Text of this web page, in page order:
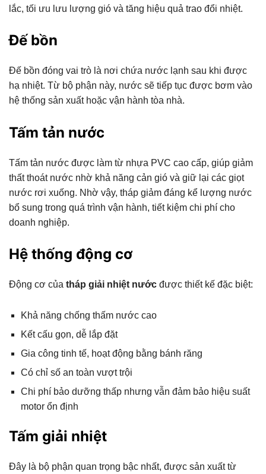
lắc, tối ưu lưu lượng gió và tăng hiệu quả trao đổi nhiệt.
Đế bồn
Đế bồn đóng vai trò là nơi chứa nước lạnh sau khi được
hạ nhiệt. Từ bộ phận này, nước sẽ tiếp tục được bơm vào
hệ thống sản xuất hoặc vận hành tòa nhà.
Tấm tản nước
Tấm tản nước được làm từ nhựa PVC cao cấp, giúp giảm
thất thoát nước nhờ khả năng cản gió và giữ lại các giọt
nước rơi xuống. Nhờ vậy, tháp giảm đáng kể lượng nước
bổ sung trong quá trình vận hành, tiết kiệm chi phí cho
doanh nghiệp.
Hệ thống động cơ
Động cơ của tháp giải nhiệt nước được thiết kế đặc biệt:
Khả năng chống thấm nước cao
Kết cấu gọn, dễ lắp đặt
Gia công tinh tế, hoạt động bằng bánh răng
Có chỉ số an toàn vượt trội
Chi phí bảo dưỡng thấp nhưng vẫn đảm bảo hiệu suất
motor ổn định
Tấm giải nhiệt
Đây là bộ phận quan trọng bậc nhất, được sản xuất từ